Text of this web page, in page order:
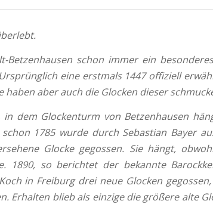
schon immer ein
eine erstmals 1447 offiziell
aber auch die Glocken dieser
dem Glockenturm von Betzenhausen
1785 wurde durch Sebastian Bayer
Glocke gegossen. Sie hängt,
1890, so berichtet der bekannte
in Freiburg drei neue Glocken
Erhalten blieb als einzige die größere alte